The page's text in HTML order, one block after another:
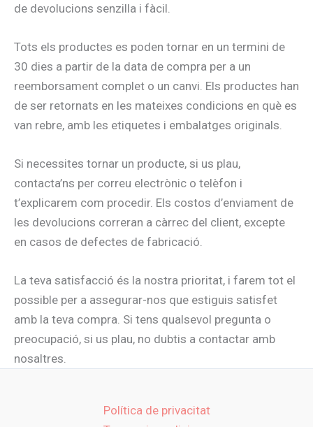
de devolucions senzilla i fàcil.
Tots els productes es poden tornar en un termini de
30 dies a partir de la data de compra per a un
reemborsament complet o un canvi. Els productes han
de ser retornats en les mateixes condicions en què es
van rebre, amb les etiquetes i embalatges originals.
Si necessites tornar un producte, si us plau,
contacta’ns per correu electrònic o telèfon i
t’explicarem com procedir. Els costos d’enviament de
les devolucions correran a càrrec del client, excepte
en casos de defectes de fabricació.
La teva satisfacció és la nostra prioritat, i farem tot el
possible per a assegurar-nos que estiguis satisfet
amb la teva compra. Si tens qualsevol pregunta o
preocupació, si us plau, no dubtis a contactar amb
nosaltres.
Política de privacitat